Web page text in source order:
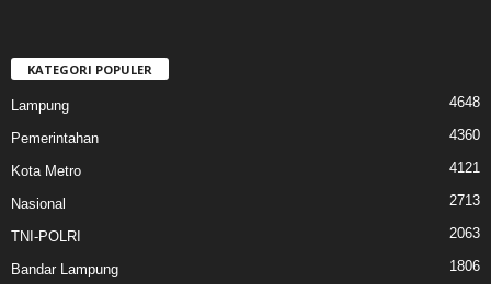
KATEGORI POPULER
Lampung 4648
Pemerintahan 4360
Kota Metro 4121
Nasional 2713
TNI-POLRI 2063
Bandar Lampung 1806